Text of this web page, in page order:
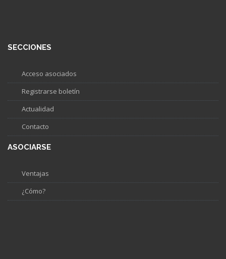
SECCIONES
Acceso asociados
Registrarse boletín
Actualidad
Contacto
ASOCIARSE
Ventajas
¿Cómo?